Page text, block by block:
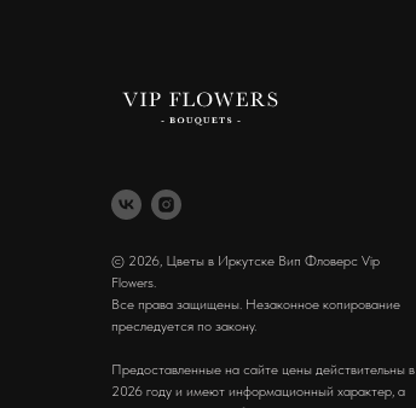
© 2026, Цветы в Иркутске Вип Фловерс Vip
Flowers.
Все права защищены. Незаконное копирование
преследуется по закону.
Предоставленные на сайте цены действительны в
2026 году и имеют информационный характер, а